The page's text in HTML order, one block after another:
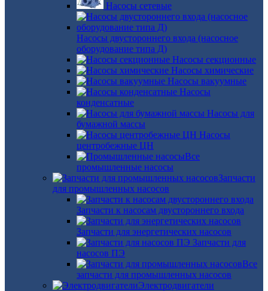
Насосы сетевые
Насосы двустороннего входа (насосное
оборудование типа Д)
Насосы секционные
Насосы химические
Насосы вакуумные
Насосы
конденсатные
Насосы для
бумажной массы
Насосы
центробежные ЦН
Все
промышленные насосы
Запчасти
для промышленных насосов
Запчасти к насосам двустороннего входа
Запчасти для энергетических насосов
Запчасти для
насосов ПЭ
Все
запчасти для промышленных насосов
Электродвигатели